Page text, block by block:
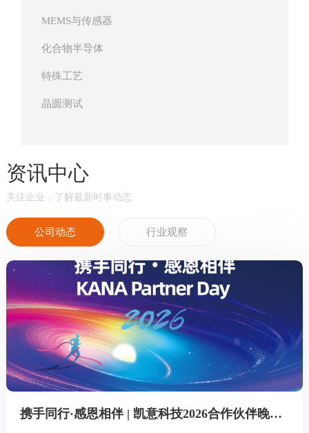
MEMS与传感器
化合物半导体
特殊工艺
晶圆测试
资讯中心
关注企业，了解最新时事动态
公司动态 行业观察
携手同行·感恩相伴 | 凯意科技2026合作伙伴晚宴圆满举行